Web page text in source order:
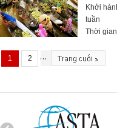
Khởi
tuần
Thời
1 2